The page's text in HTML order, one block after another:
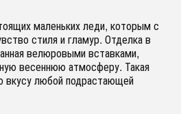
маленьких леди, которым с
стиля и гламур. Отделка в
велюровыми вставками,
весеннюю атмосферу. Такая
вкусу любой подрастающей